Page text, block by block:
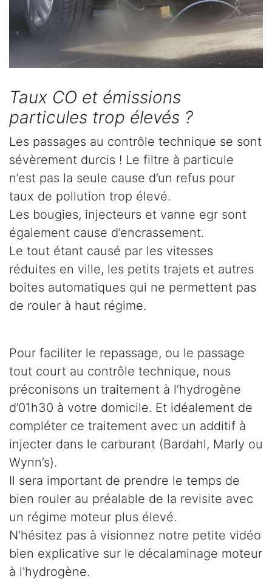
Taux CO et émissions
particules trop élevés ?
Les passages au contrôle technique se sont
sévèrement durcis ! Le filtre à particule
n’est pas la seule cause d’un refus pour
taux de pollution trop élevé.
Les bougies, injecteurs et vanne egr sont
également cause d’encrassement.
Le tout étant causé par les vitesses
réduites en ville, les petits trajets et autres
boites automatiques qui ne permettent pas
de rouler à haut régime.
Pour faciliter le repassage, ou le passage
tout court au contrôle technique, nous
préconisons un traitement à l’hydrogène
d’01h30 à votre domicile. Et idéalement de
compléter ce traitement avec un additif à
injecter dans le carburant (Bardahl, Marly ou
Wynn’s).
Il sera important de prendre le temps de
bien rouler au préalable de la revisite avec
un régime moteur plus élevé.
N'hésitez pas à visionnez notre petite vidéo
bien explicative sur le décalaminage moteur
à l'hydrogène.